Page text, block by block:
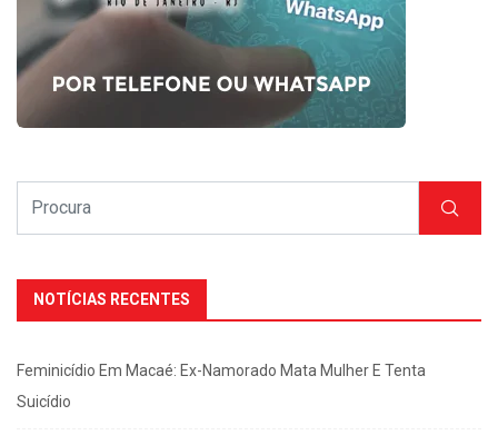
NOTÍCIAS RECENTES
Feminicídio Em Macaé: Ex-Namorado Mata Mulher E Tenta
Suicídio